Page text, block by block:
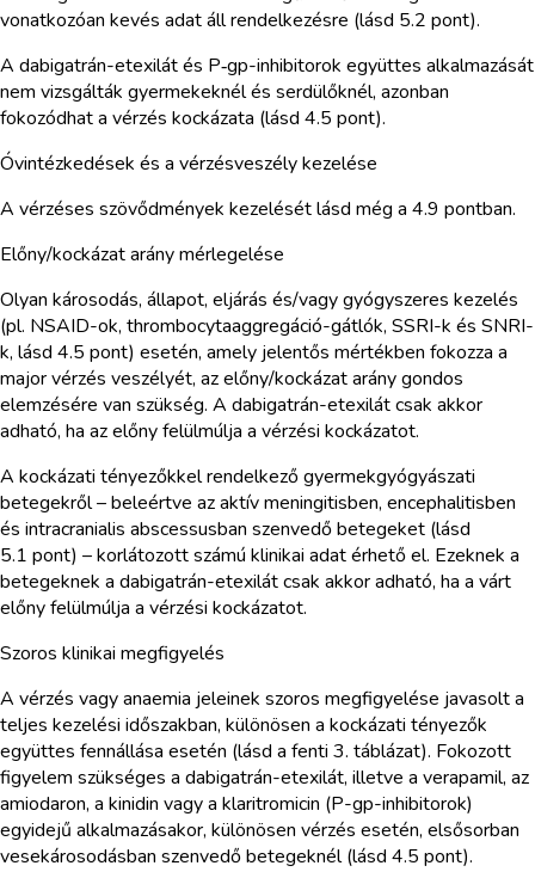
vonatkozóan kevés adat áll rendelkezésre (lásd 5.2 pont).
A dabigatrán-etexilát és P‑gp-inhibitorok együttes alkalmazását
nem vizsgálták gyermekeknél és serdülőknél, azonban
fokozódhat a vérzés kockázata (lásd 4.5 pont).
Óvintézkedések és a vérzésveszély kezelése
A vérzéses szövődmények kezelését lásd még a 4.9 pontban.
Előny/kockázat arány mérlegelése
Olyan károsodás, állapot, eljárás és/vagy gyógyszeres kezelés
(pl. NSAID-ok, thrombocytaaggregáció-gátlók, SSRI-k és SNRI-
k, lásd 4.5 pont) esetén, amely jelentős mértékben fokozza a
major vérzés veszélyét, az előny/kockázat arány gondos
elemzésére van szükség. A dabigatrán-etexilát csak akkor
adható, ha az előny felülmúlja a vérzési kockázatot.
A kockázati tényezőkkel rendelkező gyermekgyógyászati
betegekről – beleértve az aktív meningitisben, encephalitisben
és intracranialis abscessusban szenvedő betegeket (lásd
5.1 pont) – korlátozott számú klinikai adat érhető el. Ezeknek a
betegeknek a dabigatrán-etexilát csak akkor adható, ha a várt
előny felülmúlja a vérzési kockázatot.
Szoros klinikai megfigyelés
A vérzés vagy anaemia jeleinek szoros megfigyelése javasolt a
teljes kezelési időszakban, különösen a kockázati tényezők
együttes fennállása esetén (lásd a fenti 3. táblázat). Fokozott
figyelem szükséges a dabigatrán-etexilát, illetve a verapamil, az
amiodaron, a kinidin vagy a klaritromicin (P-gp-inhibitorok)
egyidejű alkalmazásakor, különösen vérzés esetén, elsősorban
vesekárosodásban szenvedő betegeknél (lásd 4.5 pont).